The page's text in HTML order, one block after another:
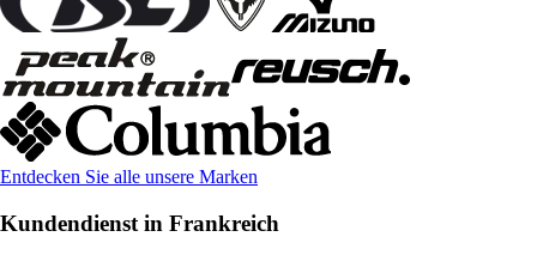
Entdecken Sie alle unsere Marken
Kundendienst in Frankreich